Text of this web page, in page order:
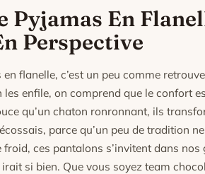
Pyjamas En
Perspective
flanelle, c’est un peu comme
les enfile, on comprend que le confort
qu’un chaton ronronnant, ils
parce qu’un peu de tradition
ces pantalons s’invitent dans
si bien. Que vous soyez team